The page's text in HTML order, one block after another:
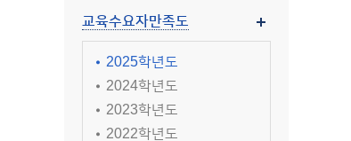
교육수요자만족도
2025학년도
2024학년도
2023학년도
2022학년도